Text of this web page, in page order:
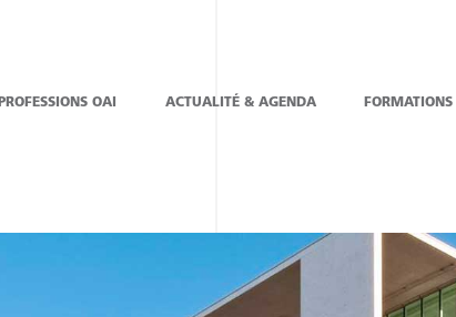
PROFESSIONS OAI ACTUALITÉ & AGENDA FORMATIONS